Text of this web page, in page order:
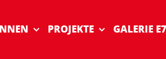
PROJEKTE GALERIE